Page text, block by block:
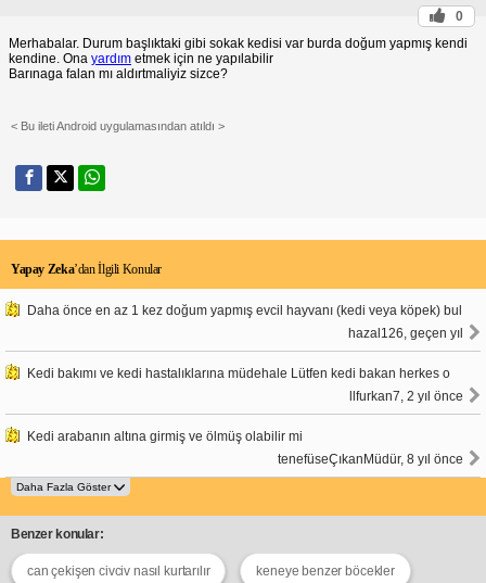
0
Merhabalar. Durum başlıktaki gibi sokak kedisi var burda doğum yapmış kendi
kendine. Ona yardım etmek için ne yapılabilir
Barınaga falan mı aldırtmaliyiz sizce?
< Bu ileti Android uygulamasından atıldı >
Yapay Zeka’dan İlgili Konular
Daha önce en az 1 kez doğum yapmış evcil hayvanı (kedi veya köpek) bul
hazal126, geçen yıl
Kedi bakımı ve kedi hastalıklarına müdehale Lütfen kedi bakan herkes o
llfurkan7, 2 yıl önce
Kedi arabanın altına girmiş ve ölmüş olabilir mi
tenefüseÇıkanMüdür, 8 yıl önce
Benzer konular:
can çekişen civciv nasıl kurtarılır keneye benzer böcekler